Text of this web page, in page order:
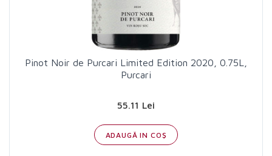
Pinot Noir de Purcari Limited Edition 2020, 0.75L,
Purcari
55.11 Lei
ADAUGĂ IN COŞ